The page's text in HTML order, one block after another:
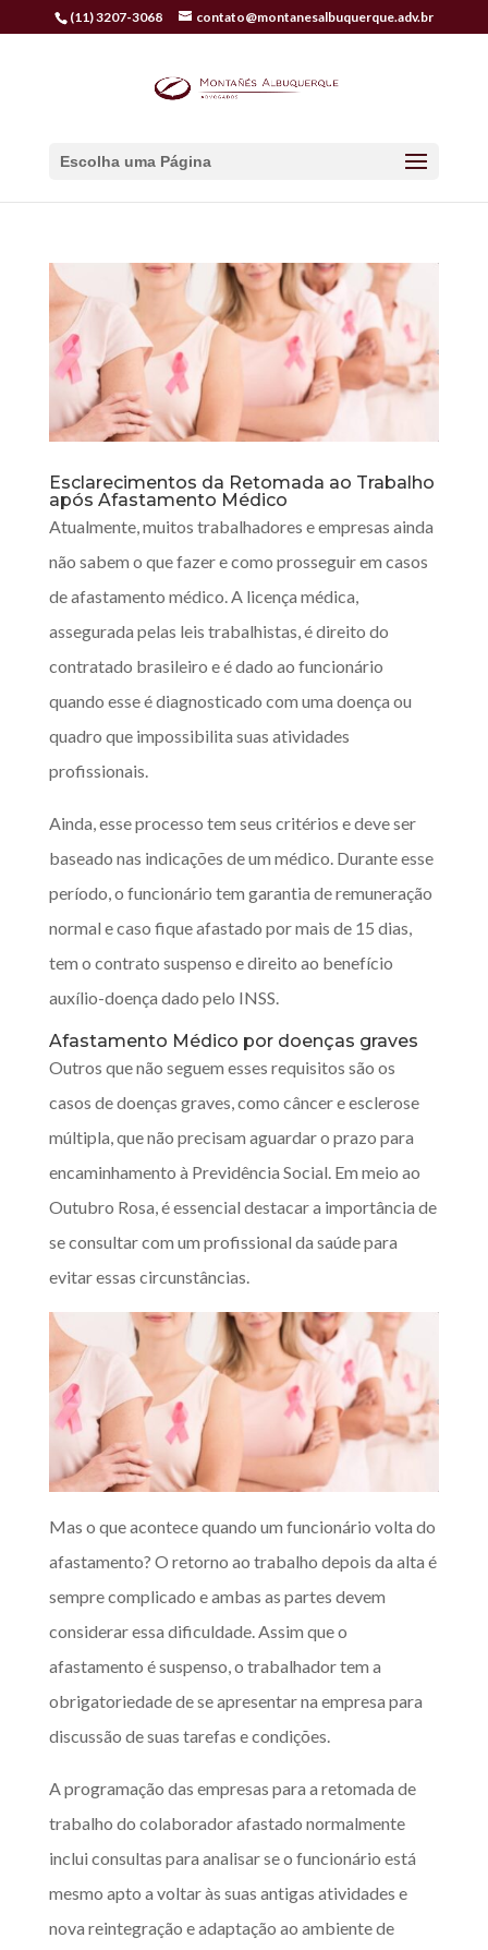
(11) 3207-3068 contato@montanesalbuquerque.adv.br
Escolha uma Página
Esclarecimentos da Retomada ao Trabalho
após Afastamento Médico
Atualmente, muitos trabalhadores e empresas ainda
não sabem o que fazer e como prosseguir em casos
de afastamento médico. A licença médica,
assegurada pelas leis trabalhistas, é direito do
contratado brasileiro e é dado ao funcionário
quando esse é diagnosticado com uma doença ou
quadro que impossibilita suas atividades
profissionais.
Ainda, esse processo tem seus critérios e deve ser
baseado nas indicações de um médico. Durante esse
período, o funcionário tem garantia de remuneração
normal e caso fique afastado por mais de 15 dias,
tem o contrato suspenso e direito ao benefício
auxílio-doença dado pelo INSS.
Afastamento Médico por doenças graves
Outros que não seguem esses requisitos são os
casos de doenças graves, como câncer e esclerose
múltipla, que não precisam aguardar o prazo para
encaminhamento à Previdência Social. Em meio ao
Outubro Rosa, é essencial destacar a importância de
se consultar com um profissional da saúde para
evitar essas circunstâncias.
Mas o que acontece quando um funcionário volta do
afastamento? O retorno ao trabalho depois da alta é
sempre complicado e ambas as partes devem
considerar essa dificuldade. Assim que o
afastamento é suspenso, o trabalhador tem a
obrigatoriedade de se apresentar na empresa para
discussão de suas tarefas e condições.
A programação das empresas para a retomada de
trabalho do colaborador afastado normalmente
inclui consultas para analisar se o funcionário está
mesmo apto a voltar às suas antigas atividades e
nova reintegração e adaptação ao ambiente de